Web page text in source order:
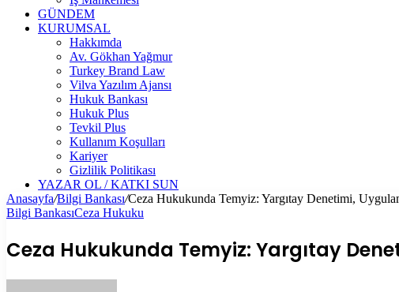
GÜNDEM
KURUMSAL
Hakkımda
Av. Gökhan Yağmur
Turkey Brand Law
Vilva Yazılım Ajansı
Hukuk Bankası
Hukuk Plus
Tevkil Plus
Kullanım Koşulları
Kariyer
Gizlilik Politikası
YAZAR OL / KATKI SUN
Anasayfa/Bilgi Bankası/Ceza Hukukunda Temyiz: Yargıtay Denetimi,
Bilgi BankasıCeza Hukuku
Ceza Hukukunda Temyiz: Yargıtay